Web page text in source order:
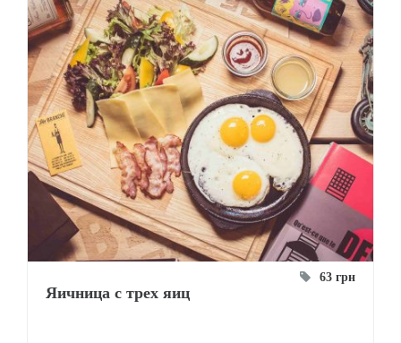
63 грн
Яичница с трех яиц